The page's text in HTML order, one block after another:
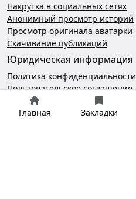
Главная Закладки
Накрутка в социальных сетях
Анонимный просмотр историй
Просмотр оригинала аватарки
Скачивание публикаций
Юридическая информация
Политика конфиденциальности
Пользовательское соглашение
Безопасность платежей